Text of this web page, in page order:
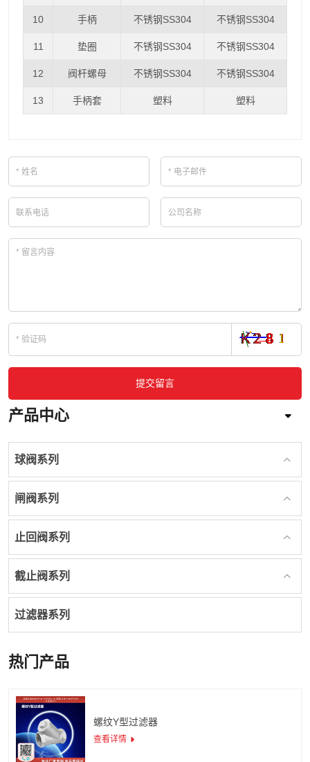
10 手柄 不锈钢SS304 不锈钢SS304
11 垫圈 不锈钢SS304 不锈钢SS304
12 阀杆螺母 不锈钢SS304 不锈钢SS304
13 手柄套 塑料 塑料
提交留言
产品中心
球阀系列
闸阀系列
止回阀系列
截止阀系列
过滤器系列
热门产品
螺纹Y型过滤器
查看详情